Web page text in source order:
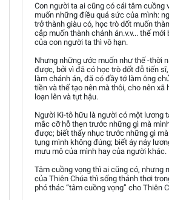
Con người ta ai cũng có cái tâm cuồng
muốn những điều quá sức của mình:
trở thành giàu có, học trò dốt muốn
cắp muốn thành chánh án.v.v... thế
của con người ta thì vô hạn.
Nhưng những ước muốn như thế -thời
được, bởi vì đã có học trò dốt đỗ tiến
làm chánh án, đã có đầy tớ làm ông
tiền và thế tạo nên mà thôi, cho nên xã
loạn lên và tụt hậu.
Người Ki-tô hữu là người có một lương
mắc cỡ hỗ thẹn trước những gì mà
được; biết thấy nhục trước những gì
tụng mình không đúng; biết áy náy
mưu mô của mình hay của người khác.
Tâm cuồng vọng thì ai cũng có, nhưng
của Thiên Chúa thì sống thảnh thơi
phó thác “tâm cuồng vọng” cho Thiên